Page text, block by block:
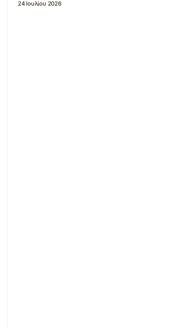
24 Ιουλίου 2026